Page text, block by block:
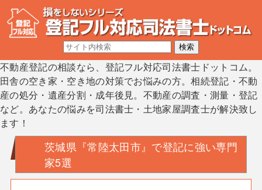
不動産登記の相談なら、登記フル対応司法書士ドットコム。
田舎の空き家・空き地の対策でお悩みの方。相続登記・不動
産の処分・遺産分割・成年後見。不動産の調査・測量・登記
など。あなたの悩みを司法書士・土地家屋調査士が解決致し
ます！
茨城県『常陸太田市』で登記に強い専門
家5選